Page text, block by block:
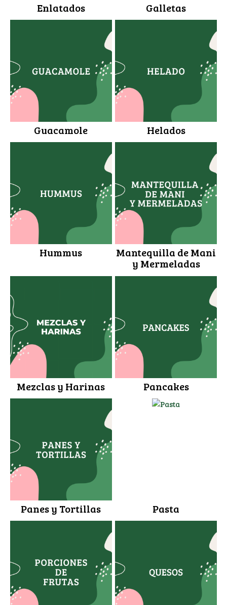
Enlatados Galletas
Guacamole Helados
Hummus Mantequilla de Mani
y Mermeladas
Mezclas y Harinas Pancakes
Panes y Tortillas Pasta